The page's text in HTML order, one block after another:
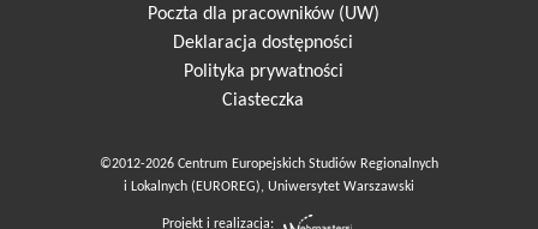
Poczta dla pracowników (UW)
Deklaracja dostępności
Polityka prywatności
Ciasteczka
©2012-2026 Centrum Europejskich Studiów Regionalnych
i Lokalnych (EUROREG), Uniwersytet Warszawski
Projekt i realizacja: